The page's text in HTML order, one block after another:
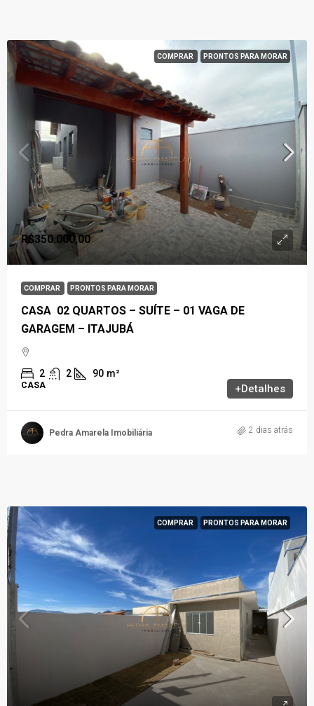
COMPRAR PRONTOS PARA MORAR
R$350.000,00
COMPRAR PRONTOS PARA MORAR
CASA 02 QUARTOS – SUÍTE – 01 VAGA DE
GARAGEM – ITAJUBÁ
2 2 90 m²
CASA +Detalhes
Pedra Amarela Imobiliária 2 dias atrás
COMPRAR PRONTOS PARA MORAR